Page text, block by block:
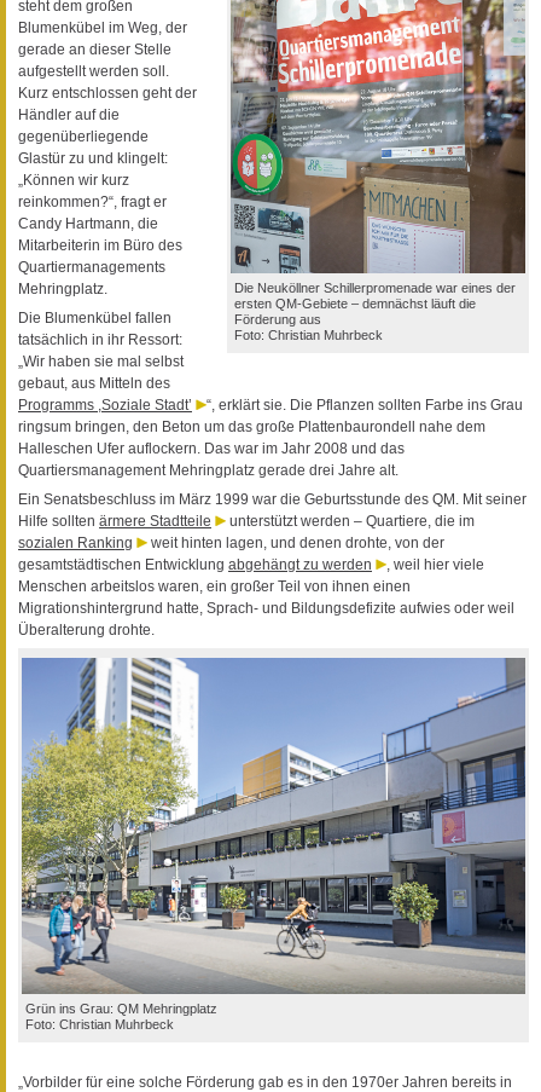
Die Neuköllner Schillerpromenade war eines der
ersten QM-Gebiete – demnächst läuft die
Förderung aus
Foto: Christian Muhrbeck
steht dem großen
Blumenkübel im Weg, der
gerade an dieser Stelle
aufgestellt werden soll.
Kurz entschlossen geht der
Händler auf die
gegenüberliegende
Glastür zu und klingelt:
„Können wir kurz
reinkommen?“, fragt er
Candy Hartmann, die
Mitarbeiterin im Büro des
Quartiermanagements
Mehringplatz.
Die Blumenkübel fallen
tatsächlich in ihr Ressort:
„Wir haben sie mal selbst
gebaut, aus Mitteln des
Programms ,Soziale Stadt’
“, erklärt sie. Die Pflanzen sollten Farbe ins Grau
ringsum bringen, den Beton um das große Plattenbaurondell nahe dem
Halleschen Ufer auflockern. Das war im Jahr 2008 und das
Quartiersmanagement Mehringplatz gerade drei Jahre alt.
Ein Senatsbeschluss im März 1999 war die Geburtsstunde des QM. Mit seiner
Hilfe sollten ärmere Stadtteile
unterstützt werden – Quartiere, die im
sozialen Ranking
weit hinten lagen, und denen drohte, von der
gesamtstädtischen Entwicklung abgehängt zu werden
, weil hier viele
Menschen arbeitslos waren, ein großer Teil von ihnen einen
Migrationshintergrund hatte, Sprach- und Bildungsdefizite aufwies oder weil
Überalterung drohte.
Grün ins Grau: QM Mehringplatz
Foto: Christian Muhrbeck
„Vorbilder für eine solche Förderung gab es in den 1970er Jahren bereits in